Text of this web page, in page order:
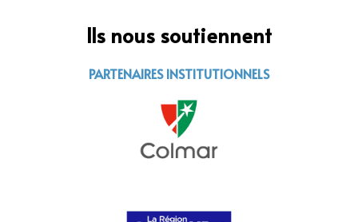
Ils nous soutiennent
PARTENAIRES INSTITUTIONNELS